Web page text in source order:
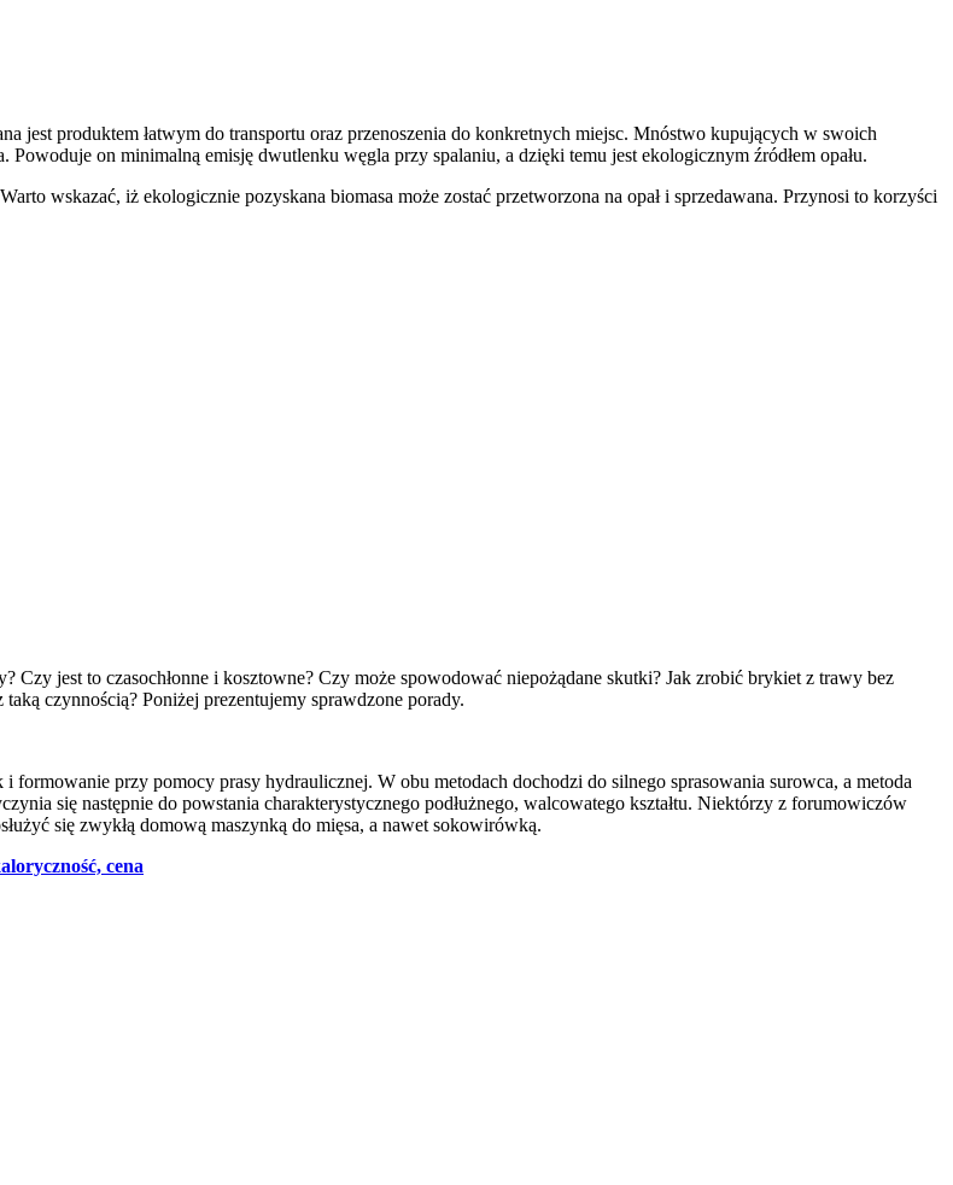
jest produktem łatwym do transportu oraz przenoszenia do konkretnych miejsc. Mnóstwo kupujących w swoich
on minimalną emisję dwutlenku węgla przy spalaniu, a dzięki temu jest ekologicznym źródłem opału.
wskazać, iż ekologicznie pozyskana biomasa może zostać przetworzona na opał i sprzedawana. Przynosi to korzyści
jest to czasochłonne i kosztowne? Czy może spowodować niepożądane skutki? Jak zrobić brykiet z trawy bez
czynnością? Poniżej prezentujemy sprawdzone porady.
przy pomocy prasy hydraulicznej. W obu metodach dochodzi do silnego sprasowania surowca, a metoda
się następnie do powstania charakterystycznego podłużnego, walcowatego kształtu. Niektórzy z forumowiczów
się zwykłą domową maszynką do mięsa, a nawet sokowirówką.
cena